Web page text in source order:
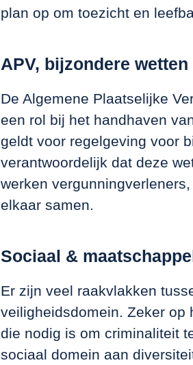
plan op om toezicht en
APV, bijzondere
De Algemene Plaatselijke
een rol bij het handhaven
geldt voor regelgeving voor
verantwoordelijk dat deze
werken
elkaar samen.
Sociaal &
Er zijn veel raakvlakken
veiligheidsdomein. Zeker op
die nodig is om criminaliteit
sociaal domein aan